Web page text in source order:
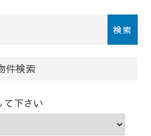
件
ワ
件検索
て下さい